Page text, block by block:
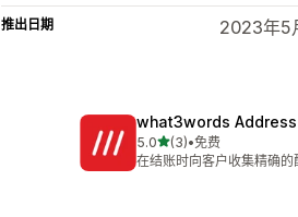
推出日期 2023年5
what3words
5.0星（满分 5 星）
(3)
总共 3 条评论
•免费
在结账时向客户收集精确的